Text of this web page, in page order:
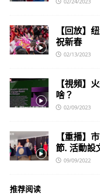
【回放】
祝新春
02/13/2023
【視頻】
啥？
02/09/2023
【重播】
節. 活動設
09/09/2022
推荐阅读